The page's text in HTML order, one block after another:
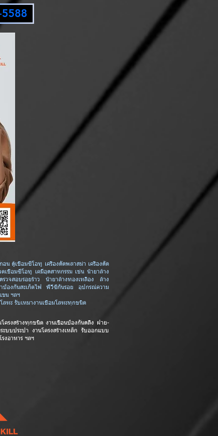
อน ตู้เชื่อมซีโอทู เครื่องตัดพลาสม่า เครื่องตัด
ชื่อมซีโอทู เคมีอุตสาหกรรม เช่น น้ำยาล้าง
วจสอบรอยร้าว น้ำยาล้างทองเหลือง ล้าง
ป้องกันสะเก็ดไฟ พีวีซีกันรอย อุปกรณ์ความ
ขน ฯลฯ
ลหะ รับเหมางานเชื่อมโลหะทุกชนิด
โครงสร้างทุกชนิดงานเขื่อนป้องกันตลิ่ง ฝาย-
บบประปา งานโครงสร้างเหล็ก รับออกแบบ
งอาหาร ฯลฯ